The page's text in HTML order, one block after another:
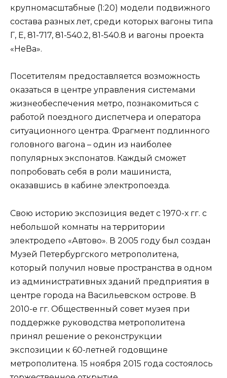
крупномасштабные (1:20) модели подвижного
состава разных лет, среди которых вагоны типа
Г, Е, 81-717, 81-540.2, 81-540.8 и вагоны проекта
«НеВа».
Посетителям предоставляется возможность
оказаться в центре управления системами
жизнеобеспечения метро, познакомиться с
работой поездного диспетчера и оператора
ситуационного центра. Фрагмент подлинного
головного вагона – один из наиболее
популярных экспонатов. Каждый сможет
попробовать себя в роли машиниста,
оказавшись в кабине электропоезда.
Свою историю экспозиция ведет с 1970-х гг. с
небольшой комнаты на территории
электродепо «Автово». В 2005 году был создан
Музей Петербургского метрополитена,
который получил новые пространства в одном
из административных зданий предприятия в
центре города на Васильевском острове. В
2010-е гг. Общественный совет музея при
поддержке руководства метрополитена
принял решение о реконструкции
экспозиции к 60-летней годовщине
метрополитена. 15 ноября 2015 года состоялось